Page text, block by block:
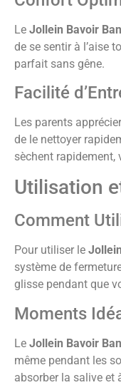
Le Jollein Bavoir
de se sentir à l’aise
parfait sans gêne.
Facilité
Les parents
de le nettoyer
sèchent rapidement,
Utilisation
Comment
Pour utiliser le
système de
glisse pendant que
Moments
Le Jollein Bavoir
même pendant les
absorber la salive et